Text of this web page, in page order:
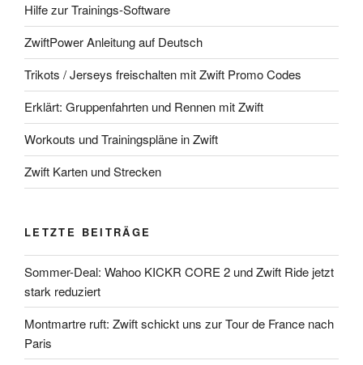
Hilfe zur Trainings-Software
ZwiftPower Anleitung auf Deutsch
Trikots / Jerseys freischalten mit Zwift Promo Codes
Erklärt: Gruppenfahrten und Rennen mit Zwift
Workouts und Trainingspläne in Zwift
Zwift Karten und Strecken
LETZTE BEITRÄGE
Sommer-Deal: Wahoo KICKR CORE 2 und Zwift Ride jetzt
stark reduziert
Montmartre ruft: Zwift schickt uns zur Tour de France nach
Paris